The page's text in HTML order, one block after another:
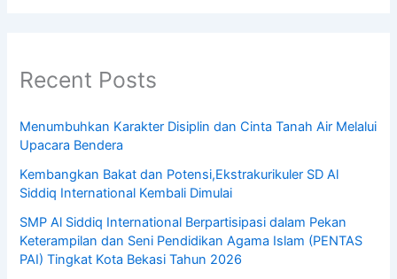
Recent Posts
Menumbuhkan Karakter Disiplin dan Cinta Tanah Air Melalui
Upacara Bendera
Kembangkan Bakat dan Potensi,Ekstrakurikuler SD Al
Siddiq International Kembali Dimulai
SMP Al Siddiq International Berpartisipasi dalam Pekan
Keterampilan dan Seni Pendidikan Agama Islam (PENTAS
PAI) Tingkat Kota Bekasi Tahun 2026